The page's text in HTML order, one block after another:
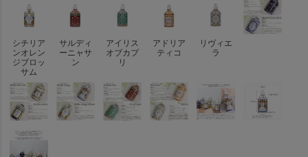
シチリア
ンオレン
ジブロッ
サム
サルディ
ーニャサ
ン
アイリス
オブカプ
リ
アドリア
ティコ
リヴィエ
ラ